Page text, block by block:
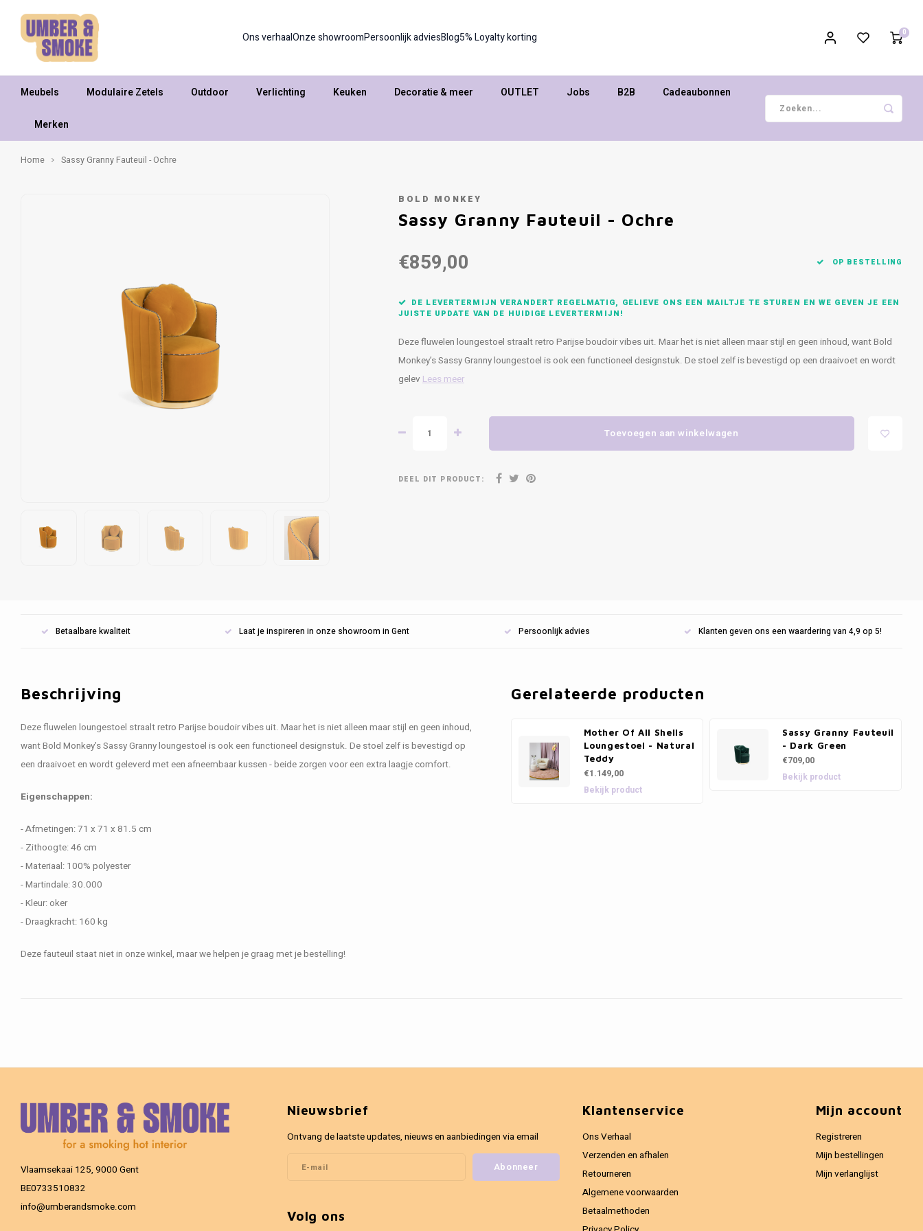
Ons verhaalOnze showroomPersoonlijk adviesBlog5% Loyalty korting 0
Meubels Modulaire Zetels Outdoor Verlichting Keuken Decoratie & meer OUTLET Jobs B2B Cadeaubonnen
Merken
Home Sassy Granny Fauteuil - Ochre
BOLD MONKEY
Sassy Granny Fauteuil - Ochre
€859,00 OP BESTELLING
DE LEVERTERMIJN VERANDERT REGELMATIG, GELIEVE ONS EEN MAILTJE TE STUREN EN WE GEVEN JE EEN
JUISTE UPDATE VAN DE HUIDIGE LEVERTERMIJN!
Deze fluwelen loungestoel straalt retro Parijse boudoir vibes uit. Maar het is niet alleen maar stijl en geen inhoud, want Bold
Monkey’s Sassy Granny loungestoel is ook een functioneel designstuk. De stoel zelf is bevestigd op een draaivoet en wordt
gelev Lees meer
Toevoegen aan winkelwagen
DEEL DIT PRODUCT:
Betaalbare kwaliteit Laat je inspireren in onze showroom in Gent Persoonlijk advies Klanten geven ons een waardering van 4,9 op 5!
Beschrijving
Deze fluwelen loungestoel straalt retro Parijse boudoir vibes uit. Maar het is niet alleen maar stijl en geen inhoud,
want Bold Monkey’s Sassy Granny loungestoel is ook een functioneel designstuk. De stoel zelf is bevestigd op
een draaivoet en wordt geleverd met een afneembaar kussen - beide zorgen voor een extra laagje comfort.
Eigenschappen:
- Afmetingen: 71 x 71 x 81.5 cm
- Zithoogte: 46 cm
- Materiaal: 100% polyester
- Martindale: 30.000
- Kleur: oker
- Draagkracht: 160 kg
Deze fauteuil staat niet in onze winkel, maar we helpen je graag met je bestelling!
Gerelateerde producten
Mother Of All Shells
Loungestoel - Natural
Teddy
€1.149,00
Bekijk product
Sassy Granny Fauteuil
- Dark Green
€709,00
Bekijk product
Vlaamsekaai 125, 9000 Gent
BE0733510832
info@umberandsmoke.com
Nieuwsbrief
Ontvang de laatste updates, nieuws en aanbiedingen via email
Abonneer
Volg ons
Klantenservice
Ons Verhaal
Verzenden en afhalen
Retourneren
Algemene voorwaarden
Betaalmethoden
Mijn account
Registreren
Mijn bestellingen
Mijn verlanglijst